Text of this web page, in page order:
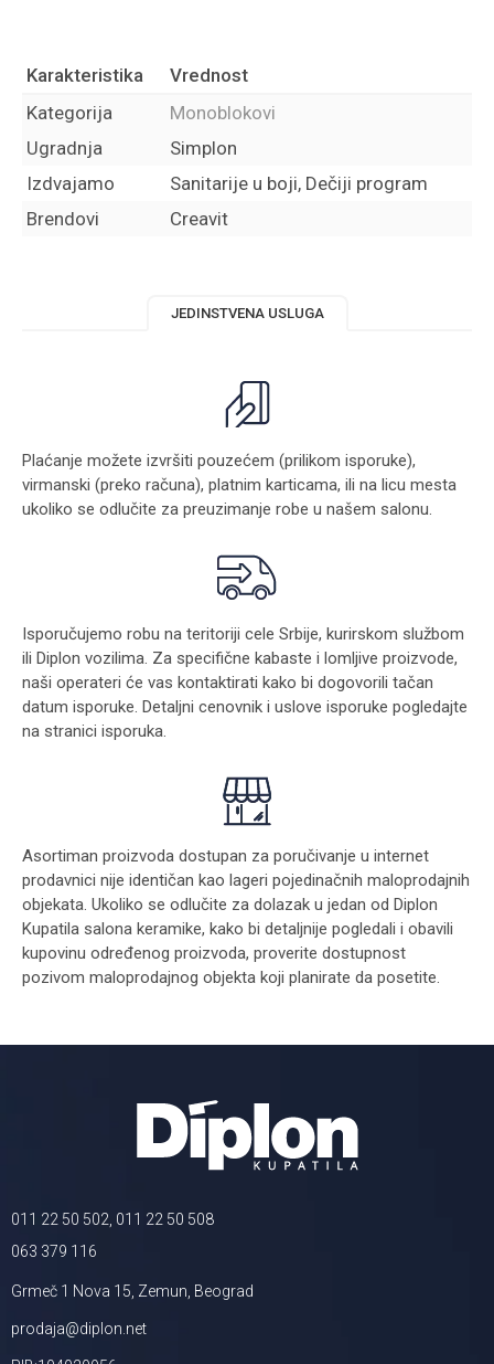
Karakteristika
Vrednost
Kategorija
Monoblokovi
Ugradnja
Simplon
Izdvajamo
Sanitarije u boji, Dečiji program
Brendovi
Creavit
JEDINSTVENA USLUGA
Plaćanje možete izvršiti pouzećem (prilikom isporuke),
virmanski (preko računa), platnim karticama, ili na licu mesta
ukoliko se odlučite za preuzimanje robe u našem salonu.
Isporučujemo robu na teritoriji cele Srbije, kurirskom službom
ili Diplon vozilima. Za specifične kabaste i lomljive proizvode,
naši operateri će vas kontaktirati kako bi dogovorili tačan
datum isporuke. Detaljni cenovnik i uslove isporuke pogledajte
na stranici isporuka.
Asortiman proizvoda dostupan za poručivanje u internet
prodavnici nije identičan kao lageri pojedinačnih maloprodajnih
objekata. Ukoliko se odlučite za dolazak u jedan od Diplon
Kupatila salona keramike, kako bi detaljnije pogledali i obavili
kupovinu određenog proizvoda, proverite dostupnost
pozivom maloprodajnog objekta koji planirate da posetite.
011 22 50 502, 011 22 50 508
063 379 116
Grmeč 1 Nova 15, Zemun, Beograd
prodaja@diplon.net